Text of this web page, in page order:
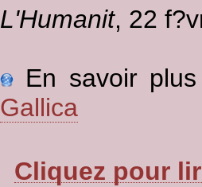
L'Humanit, 22
En savoir
Gallica
Cliquez pour